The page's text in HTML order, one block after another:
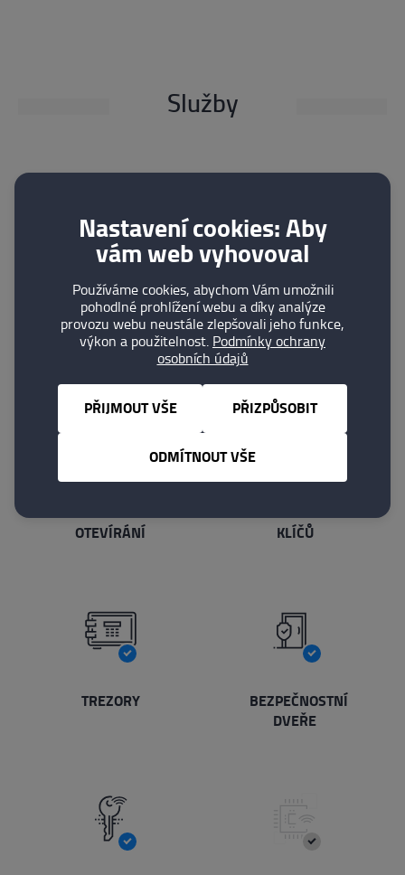
Služby
PRODEJ MONTAŽ
NOUZOVÁ
OTEVÍRÁNÍ
VÝROBA
KLÍČŮ
TREZORY BEZPEČNOSTNÍ
DVEŘE
Nastavení cookies: Aby
vám web vyhovoval
Používáme cookies, abychom Vám umožnili
pohodlné prohlížení webu a díky analýze
provozu webu neustále zlepšovali jeho funkce,
výkon a použitelnost.Podmínky ochrany
osobních údajů
PŘIZPŮSOBIT
ODMÍTNOUT VŠE
PŘIJMOUT VŠE